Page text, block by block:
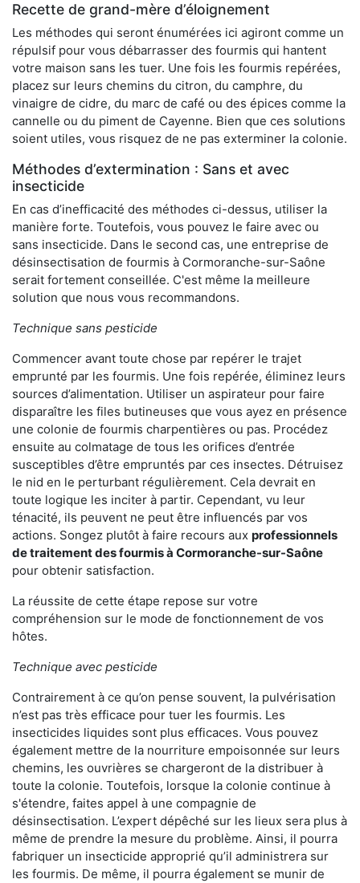
Recette de grand-mère d’éloignement
Les méthodes qui seront énumérées ici agiront comme un
répulsif pour vous débarrasser des fourmis qui hantent
votre maison sans les tuer. Une fois les fourmis repérées,
placez sur leurs chemins du citron, du camphre, du
vinaigre de cidre, du marc de café ou des épices comme la
cannelle ou du piment de Cayenne. Bien que ces solutions
soient utiles, vous risquez de ne pas exterminer la colonie.
Méthodes d’extermination : Sans et avec
insecticide
En cas d’inefficacité des méthodes ci-dessus, utiliser la
manière forte. Toutefois, vous pouvez le faire avec ou
sans insecticide. Dans le second cas, une entreprise de
désinsectisation de fourmis à Cormoranche-sur-Saône
serait fortement conseillée. C'est même la meilleure
solution que nous vous recommandons.
Technique sans pesticide
Commencer avant toute chose par repérer le trajet
emprunté par les fourmis. Une fois repérée, éliminez leurs
sources d’alimentation. Utiliser un aspirateur pour faire
disparaître les files butineuses que vous ayez en présence
une colonie de fourmis charpentières ou pas. Procédez
ensuite au colmatage de tous les orifices d’entrée
susceptibles d’être empruntés par ces insectes. Détruisez
le nid en le perturbant régulièrement. Cela devrait en
toute logique les inciter à partir. Cependant, vu leur
ténacité, ils peuvent ne peut être influencés par vos
actions. Songez plutôt à faire recours aux professionnels
de traitement des fourmis à Cormoranche-sur-Saône
pour obtenir satisfaction.
La réussite de cette étape repose sur votre
compréhension sur le mode de fonctionnement de vos
hôtes.
Technique avec pesticide
Contrairement à ce qu’on pense souvent, la pulvérisation
n’est pas très efficace pour tuer les fourmis. Les
insecticides liquides sont plus efficaces. Vous pouvez
également mettre de la nourriture empoisonnée sur leurs
chemins, les ouvrières se chargeront de la distribuer à
toute la colonie. Toutefois, lorsque la colonie continue à
s'étendre, faites appel à une compagnie de
désinsectisation. L’expert dépêché sur les lieux sera plus à
même de prendre la mesure du problème. Ainsi, il pourra
fabriquer un insecticide approprié qu’il administrera sur
les fourmis. De même, il pourra également se munir de